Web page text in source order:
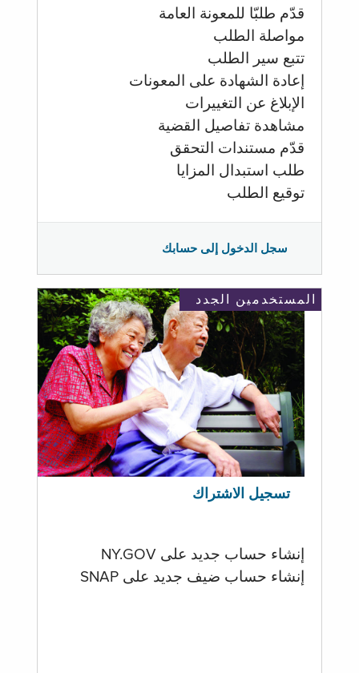
قدّم طلبّا للمعونة العامة
مواصلة الطلب
تتبع سير الطلب
إعادة الشهادة على المعونات
الإبلاغ عن التغييرات
مشاهدة تفاصيل القضية
قدّم مستندات التحقق
طلب استبدال المزايا
توقيع الطلب
سجل الدخول إلى حسابك
المستخدمين الجدد
تسجيل الاشتراك
إنشاء حساب جديد على NY.GOV
إنشاء حساب ضيف جديد على SNAP